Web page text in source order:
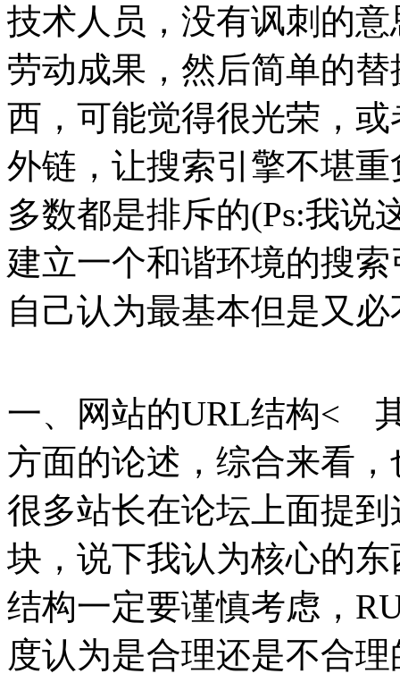
技术人员，没有讽刺的
劳动成果，然后简单的
西，可能觉得很光荣，
外链，让搜索引擎不堪
多数都是排斥的(Ps:我说
建立一个和谐环境的搜索
自己认为最基本但是又
一、网站的URL结构<
方面的论述，综合来看
很多站长在论坛上面提
块，说下我认为核心的
结构一定要谨慎考虑，
度认为是合理还是不合